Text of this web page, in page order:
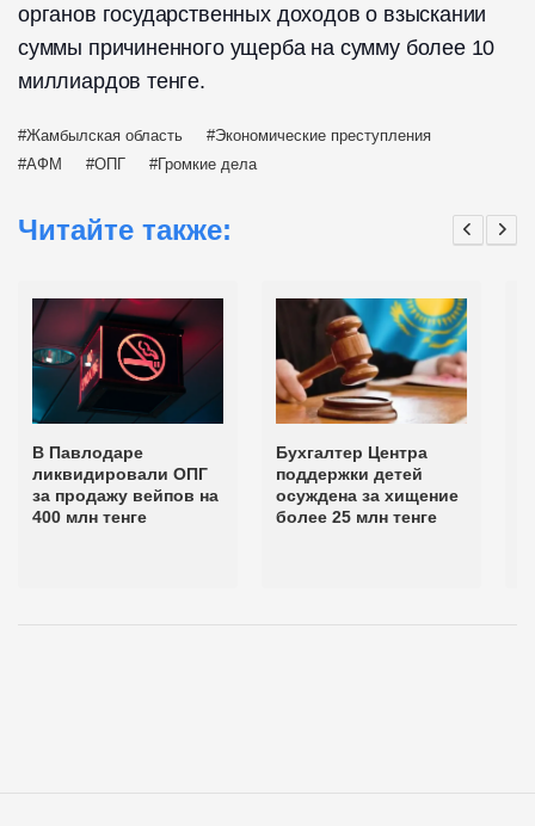
органов государственных доходов о взыскании
суммы причиненного ущерба на сумму более 10
миллиардов тенге.
Жамбылская область
Экономические преступления
АФМ
ОПГ Громкие дела
Читайте также:
В Павлодаре
ликвидировали ОПГ
за продажу вейпов на
400 млн тенге
Бухгалтер Центра
поддержки детей
осуждена за хищение
более 25 млн тенге